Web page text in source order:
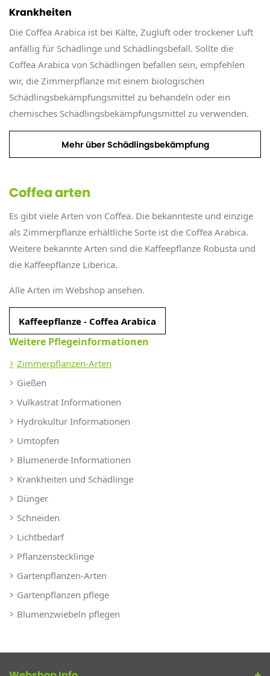
Krankheiten
Die Coffea Arabica ist bei Kälte, Zugluft oder trockener Luft
anfällig für Schädlinge und Schädlingsbefall. Sollte die
Coffea Arabica von Schädlingen befallen sein, empfehlen
wir, die Zimmerpflanze mit einem biologischen
Schädlingsbekämpfungsmittel zu behandeln oder ein
chemisches Schädlingsbekämpfungsmittel zu verwenden.
Mehr über Schädlingsbekämpfung
Coffea arten
Es gibt viele Arten von Coffea. Die bekannteste und einzige
als Zimmerpflanze erhältliche Sorte ist die Coffea Arabica.
Weitere bekannte Arten sind die Kaffeepflanze Robusta und
die Kaffeepflanze Liberica.
Alle Arten im Webshop ansehen.
Kaffeepflanze - Coffea Arabica
Weitere Pflegeinformationen
Zimmerpflanzen-Arten
Gießen
Vulkastrat Informationen
Hydrokultur Informationen
Umtopfen
Blumenerde Informationen
Krankheiten und Schädlinge
Dünger
Schneiden
Lichtbedarf
Pflanzenstecklinge
Gartenpflanzen-Arten
Gartenpflanzen pflege
Blumenzwiebeln pflegen